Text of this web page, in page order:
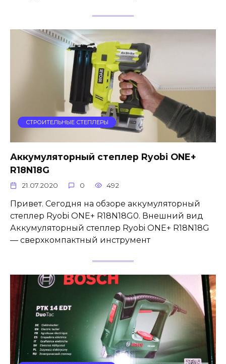
СТРОИТЕЛЬНЫЕ СТЕПЛЕРЫ
Аккумуляторный степлер Ryobi ONE+
R18N18G
21.07.2020 0 492
Привет. Сегодня на обзоре аккумуляторный
степлер Ryobi ONE+ R18N18G0. Внешний вид
Аккумуляторный степлер Ryobi ONE+ R18N18G
— сверхкомпактный инструмент